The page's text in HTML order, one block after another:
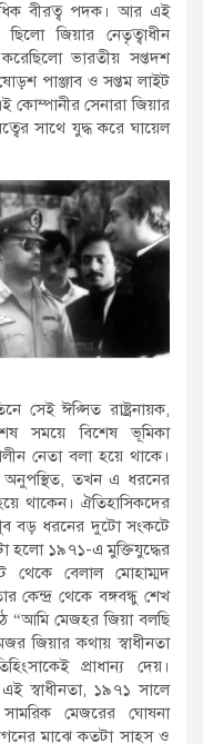
বীরত্ব পদক। আর এই
ছিলো জিয়ার নেতৃত্বাধীন
ভারতীয় সপ্তদশ
পাঞ্জাব ও সপ্তম লাইট
কোম্পানীর সেনারা জিয়ার
সাথে যুদ্ধ করে ঘায়েল
সেই ঈপ্সিত রাষ্ট্রনায়ক,
সময়ে বিশেষ ভূমিকা
নেতা বলা হয়ে থাকে।
অনুপস্থিত, তখন এ ধরনের
থাকেন। ঐতিহাসিকদের
বড় ধরনের দুটো সংকটে
হলো ১৯৭১-এ মুক্তিযুদ্ধের
থেকে বেলাল মোহাম্মদ
কেন্দ্র থেকে বঙ্গবন্ধু শেখ
“আমি মেজহর জিয়া বলছি
জিয়ার কথায় স্বাধীনতা
প্রাধান্য দেয়।
এই স্বাধীনতা, ১৯৭১ সালে
মেজরের ঘোষনা
মাঝে কতটা সাহস ও